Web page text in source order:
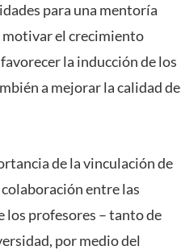
para una mentoría
el crecimiento
la inducción de los
a mejorar la calidad de
de la vinculación de
colaboración entre las
los profesores – tanto de
por medio del